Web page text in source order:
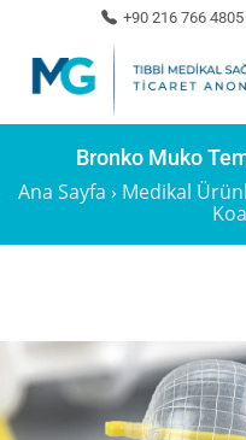
+90 216 766 4805
Bronko Muko
Ana Sayfa › Medikal